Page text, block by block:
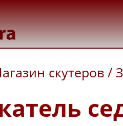
скутеров /